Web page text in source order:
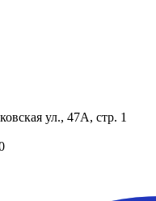
ул., 47А, стр. 1